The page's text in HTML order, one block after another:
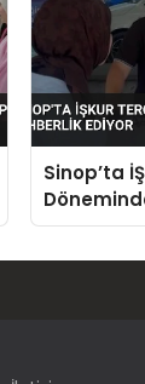
Sinop’ta
Rehberlik